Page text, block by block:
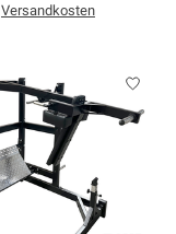
Versandkosten